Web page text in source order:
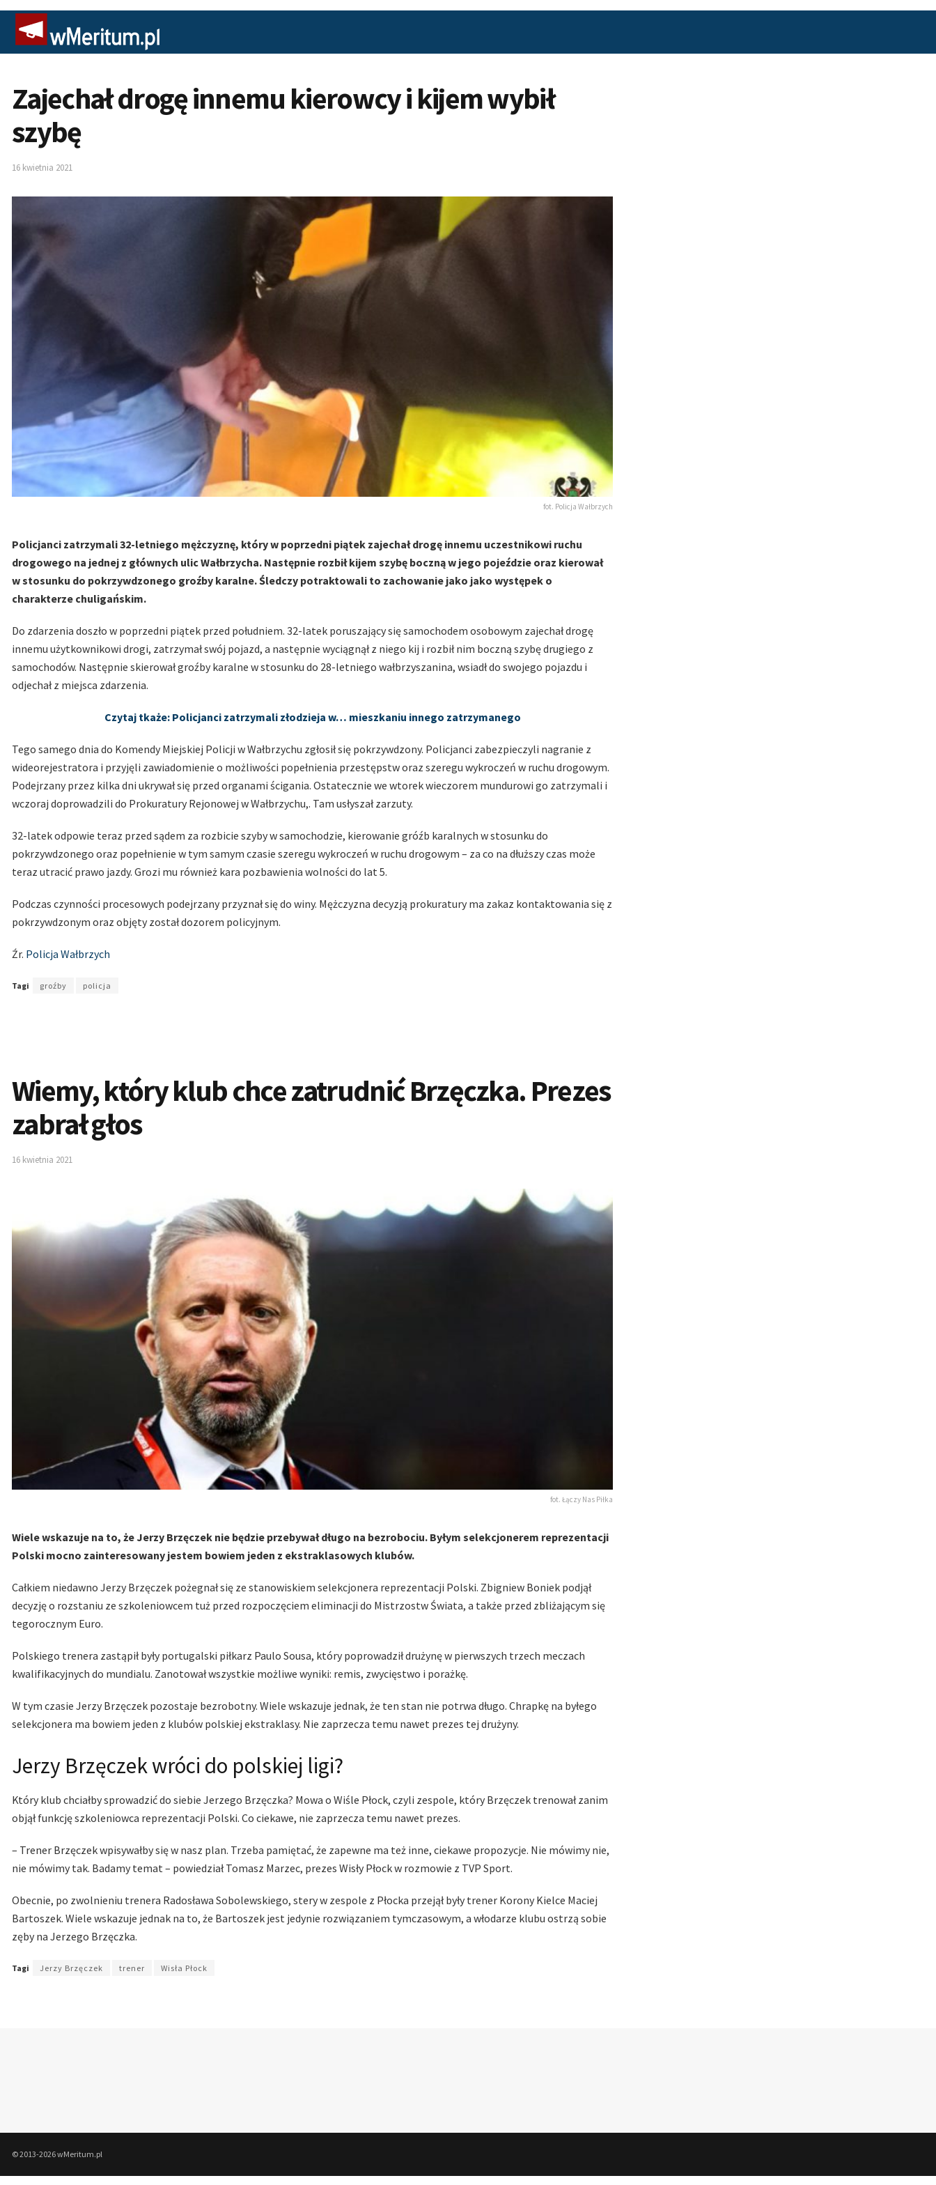
Zajechał drogę innemu kierowcy i kijem wybił
szybę
16 kwietnia 2021
fot. Policja Wałbrzych
Policjanci zatrzymali 32-letniego mężczyznę, który w poprzedni piątek zajechał drogę innemu uczestnikowi ruchu
drogowego na jednej z głównych ulic Wałbrzycha. Następnie rozbił kijem szybę boczną w jego pojeździe oraz kierował
w stosunku do pokrzywdzonego groźby karalne. Śledczy potraktowali to zachowanie jako jako występek o
charakterze chuligańskim.
Do zdarzenia doszło w poprzedni piątek przed południem. 32-latek poruszający się samochodem osobowym zajechał drogę
innemu użytkownikowi drogi, zatrzymał swój pojazd, a następnie wyciągnął z niego kij i rozbił nim boczną szybę drugiego z
samochodów. Następnie skierował groźby karalne w stosunku do 28-letniego wałbrzyszanina, wsiadł do swojego pojazdu i
odjechał z miejsca zdarzenia.
Czytaj tkaże: Policjanci zatrzymali złodzieja w… mieszkaniu innego zatrzymanego
Tego samego dnia do Komendy Miejskiej Policji w Wałbrzychu zgłosił się pokrzywdzony. Policjanci zabezpieczyli nagranie z
wideorejestratora i przyjęli zawiadomienie o możliwości popełnienia przestępstw oraz szeregu wykroczeń w ruchu drogowym.
Podejrzany przez kilka dni ukrywał się przed organami ścigania. Ostatecznie we wtorek wieczorem mundurowi go zatrzymali i
wczoraj doprowadzili do Prokuratury Rejonowej w Wałbrzychu,. Tam usłyszał zarzuty.
32-latek odpowie teraz przed sądem za rozbicie szyby w samochodzie, kierowanie gróźb karalnych w stosunku do
pokrzywdzonego oraz popełnienie w tym samym czasie szeregu wykroczeń w ruchu drogowym – za co na dłuższy czas może
teraz utracić prawo jazdy. Grozi mu również kara pozbawienia wolności do lat 5.
Podczas czynności procesowych podejrzany przyznał się do winy. Mężczyzna decyzją prokuratury ma zakaz kontaktowania się z
pokrzywdzonym oraz objęty został dozorem policyjnym.
Źr. Policja Wałbrzych
Tagi groźby policja
Wiemy, który klub chce zatrudnić Brzęczka. Prezes
zabrał głos
16 kwietnia 2021
fot. Łączy Nas Piłka
Wiele wskazuje na to, że Jerzy Brzęczek nie będzie przebywał długo na bezrobociu. Byłym selekcjonerem reprezentacji
Polski mocno zainteresowany jestem bowiem jeden z ekstraklasowych klubów.
Całkiem niedawno Jerzy Brzęczek pożegnał się ze stanowiskiem selekcjonera reprezentacji Polski. Zbigniew Boniek podjął
decyzję o rozstaniu ze szkoleniowcem tuż przed rozpoczęciem eliminacji do Mistrzostw Świata, a także przed zbliżającym się
tegorocznym Euro.
Polskiego trenera zastąpił były portugalski piłkarz Paulo Sousa, który poprowadził drużynę w pierwszych trzech meczach
kwalifikacyjnych do mundialu. Zanotował wszystkie możliwe wyniki: remis, zwycięstwo i porażkę.
W tym czasie Jerzy Brzęczek pozostaje bezrobotny. Wiele wskazuje jednak, że ten stan nie potrwa długo. Chrapkę na byłego
selekcjonera ma bowiem jeden z klubów polskiej ekstraklasy. Nie zaprzecza temu nawet prezes tej drużyny.
Jerzy Brzęczek wróci do polskiej ligi?
Który klub chciałby sprowadzić do siebie Jerzego Brzęczka? Mowa o Wiśle Płock, czyli zespole, który Brzęczek trenował zanim
objął funkcję szkoleniowca reprezentacji Polski. Co ciekawe, nie zaprzecza temu nawet prezes.
– Trener Brzęczek wpisywałby się w nasz plan. Trzeba pamiętać, że zapewne ma też inne, ciekawe propozycje. Nie mówimy nie,
nie mówimy tak. Badamy temat – powiedział Tomasz Marzec, prezes Wisły Płock w rozmowie z TVP Sport.
Obecnie, po zwolnieniu trenera Radosława Sobolewskiego, stery w zespole z Płocka przejął były trener Korony Kielce Maciej
Bartoszek. Wiele wskazuje jednak na to, że Bartoszek jest jedynie rozwiązaniem tymczasowym, a włodarze klubu ostrzą sobie
zęby na Jerzego Brzęczka.
Tagi Jerzy Brzęczek trener Wisła Płock
© 2013-2026 wMeritum.pl